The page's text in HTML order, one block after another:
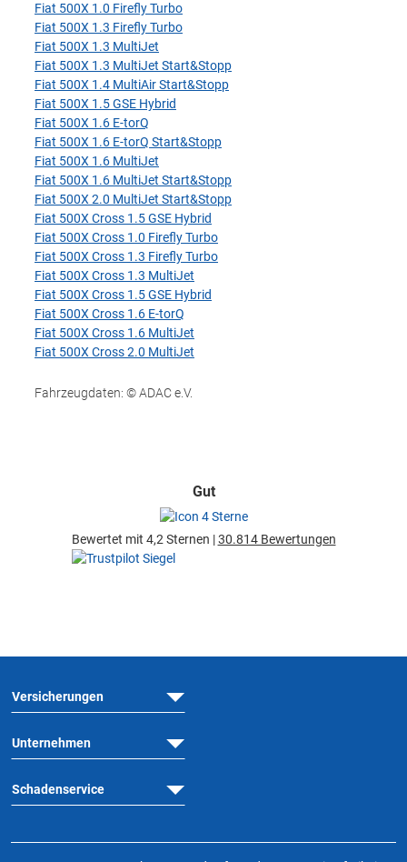
Fiat 500X 1.0 Firefly Turbo
Fiat 500X 1.3 Firefly Turbo
Fiat 500X 1.3 MultiJet
Fiat 500X 1.3 MultiJet Start&Stopp
Fiat 500X 1.4 MultiAir Start&Stopp
Fiat 500X 1.5 GSE Hybrid
Fiat 500X 1.6 E-torQ
Fiat 500X 1.6 E-torQ Start&Stopp
Fiat 500X 1.6 MultiJet
Fiat 500X 1.6 MultiJet Start&Stopp
Fiat 500X 2.0 MultiJet Start&Stopp
Fiat 500X Cross 1.5 GSE Hybrid
Fiat 500X Cross 1.0 Firefly Turbo
Fiat 500X Cross 1.3 Firefly Turbo
Fiat 500X Cross 1.3 MultiJet
Fiat 500X Cross 1.5 GSE Hybrid
Fiat 500X Cross 1.6 E-torQ
Fiat 500X Cross 1.6 MultiJet
Fiat 500X Cross 2.0 MultiJet
Fahrzeugdaten: © ADAC e.V.
Gut
Bewertet mit 4,2 Sternen |30.814 Bewertungen
Versicherungen
Unternehmen
Schadenservice